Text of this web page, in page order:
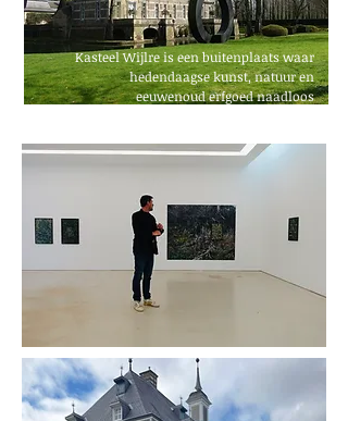
Kasteel Wijlre is een buitenplaats waar
hedendaagse kunst, natuur en
eeuwenoud erfgoed naadloos